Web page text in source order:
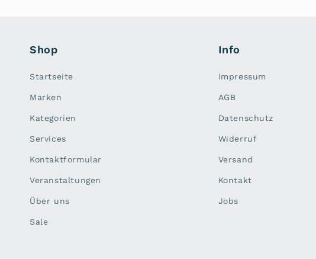
Shop
Startseite
Marken
Kategorien
Services
Kontaktformular
Veranstaltungen
Über uns
Sale
Info
Impressum
AGB
Datenschutz
Widerruf
Versand
Kontakt
Jobs